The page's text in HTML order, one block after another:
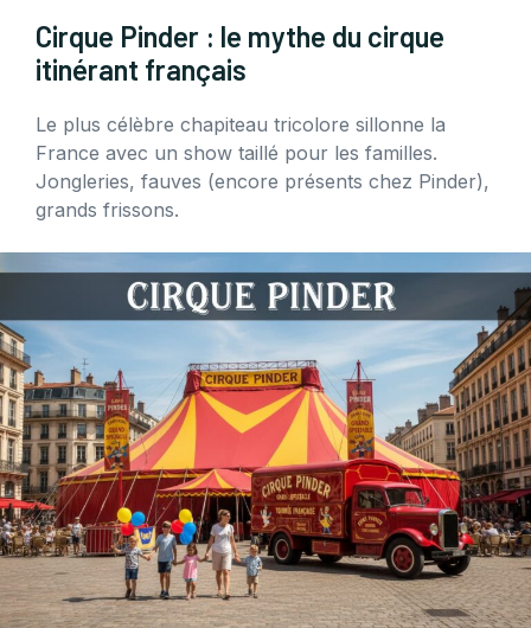
Cirque Pinder : le mythe du cirque
itinérant français
Le plus célèbre chapiteau tricolore sillonne la
France avec un show taillé pour les familles.
Jongleries, fauves (encore présents chez Pinder),
grands frissons.